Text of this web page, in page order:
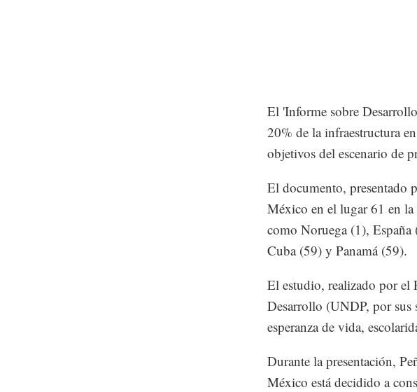
El 'Informe sobre
20% de la infraestructura
objetivos del escenario de
El documento, presentado
México en el lugar 61 en la
como Noruega (1),
Cuba (59) y Panamá (59).
El estudio, realizado por el
Desarrollo (UNDP, por sus
esperanza de vida,
Durante la presentación,
México está decidido a